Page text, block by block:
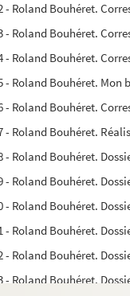
- Roland Bouhéret.
- Roland Bouhéret.
- Roland Bouhéret.
- Roland Bouhéret.
- Roland Bouhéret.
- Roland Bouhéret.
- Roland Bouhéret.
- Roland Bouhéret.
- Roland Bouhéret.
- Roland Bouhéret.
- Roland Bouhéret.
- Roland Bouhéret.